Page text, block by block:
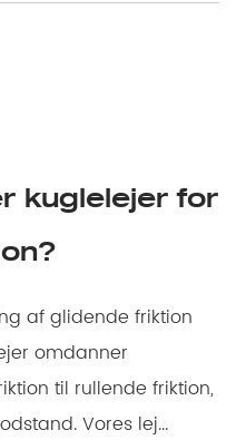
kuglelejer for
af glidende friktion
til rullende friktion,
Vores lej...